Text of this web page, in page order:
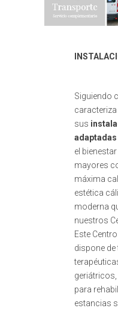
Siguiendo
caracteriza
sus
adaptadas
el
mayores
máxima
estética
moderna
nuestros
Este
dispone
para
estancias